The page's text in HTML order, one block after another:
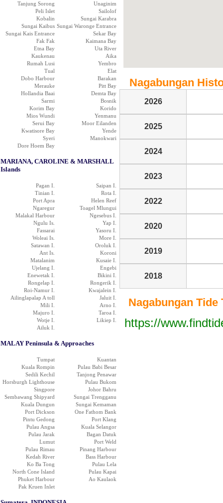
Tanjung Sorong
Unaginim
Peli Islet
Sailolof
Kobalin
Sungai Karabra
Sungai Kaibus Sungai Waronge Entrance
Sungai Kais Entrance
Sekar Bay
Fak Fak
Kaimana Bay
Etna Bay
Uta River
Kaukenau
Aika
Rumah Lusi
Yembro
Tual
Elat
Dobo Harbour
Barakan
Merauke
Pitt Bay
Hollandia Baai
Demta Bay
Sarmi
Bosnik
Korim Bay
Korido
Mios Wundi
Yenmanu
Serui Bay
Moor Eilanden
Kwatisore Bay
Yende
Syeri
Manokwari
Dore Hoem Bay
MARIANA, CAROLINE & MARSHALL
Islands
Pagan I.
Saipan I.
Tinian I.
Rota I.
Port Apra
Helen Reef
Ngaregur
Toagel Mlungui
Malakal Harbour
Ngesebus I.
Ngulu Is.
Yap I.
Fassarai
Yasoru I.
Woleai Is.
More I.
Satawan I.
Oroluk I.
Ant Is.
Koroni
Matalanim
Kusaie I.
Ujelang I.
Engebi
Enewetak I.
Bikini I.
Rongelap I.
Rongerik I.
Roi-Namur I.
Kwajalein I.
Ailinglapalap A toll
Jaluit I.
Mili I.
Arno I.
Majuro I.
Taroa I.
Wotje I.
Likiep I.
Ailuk I.
MALAY Peninsula & Approaches
Tumpat
Kuantan
Kuala Rompin
Pulau Babi Besar
Sedili Kechil
Tanjong Penawar
Horsburgh Lighthouse
Pulau Bukom
Singpore
Johor Bahru
Sembawang Shipyard
Sungai Trengganu
Kuala Dungun
Sungai Kemaman
Port Dickson
One Fathom Bank
Pintu Gedong
Port Klang
Pulau Angsa
Kuala Selangor
Pulau Jarak
Bagan Datuk
Lumut
Port Weld
Pulau Rimau
Pinang Harbour
Kedah River
Bass Harbour
Ko Ba Tong
Pulau Lela
North Cone Island
Pulau Kapai
Phuket Harbour
Ao Kaulaok
Pak Kruen Inlet
Nagabungan
2026
2025
2024
2023
2022
2020
2019
2018
Nagabungan Tide
https://